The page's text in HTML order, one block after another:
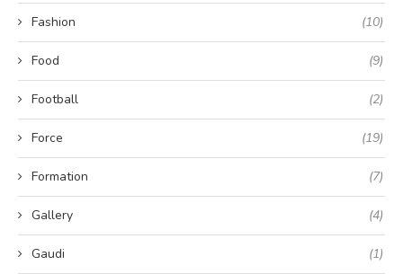
Fashion (10)
Food (9)
Football (2)
Force (19)
Formation (7)
Gallery (4)
Gaudi (1)